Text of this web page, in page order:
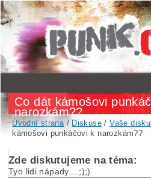
Co dát kámošovi
narozkám??
Úvodní strana/ Diskuse /Vaše
kámošovi punkáčovi k narozkám??
Zde diskutujeme na téma:
Tyo lidi nápady....;);)